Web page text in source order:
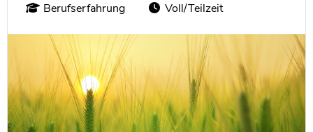
Berufserfahrung
Voll/Teilzeit